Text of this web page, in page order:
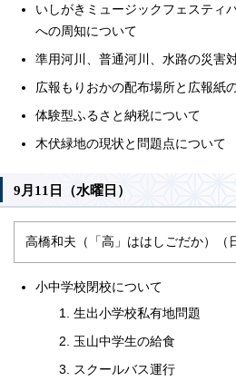
いしがきミュージックフェスティ
への周知について
準用河川、普通河川、水路の災害
広報もりおかの配布場所と広報紙
体験型ふるさと納税について
木伏緑地の現状と問題点について
9月11日（水曜日）
高橋和夫（「高」ははしごだか）（
小中学校閉校について
生出小学校私有地問題
玉山中学生の給食
スクールバス運行